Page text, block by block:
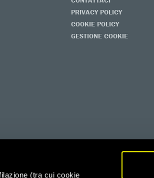
(tra cui cookie
PRIVACY POLICY
COOKIE POLICY
GESTIONE COOKIE